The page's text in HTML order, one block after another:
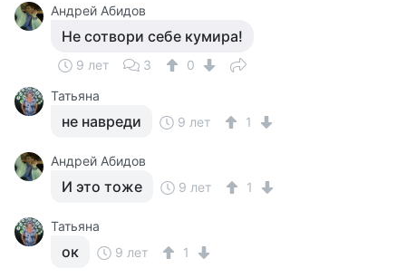
Андрей Абидов
Не сотвори себе кумира!
9 лет 3
0
Татьяна
не навреди 9 лет 1
Андрей Абидов
И это тоже 9 лет 1
Татьяна
ок 9 лет 1